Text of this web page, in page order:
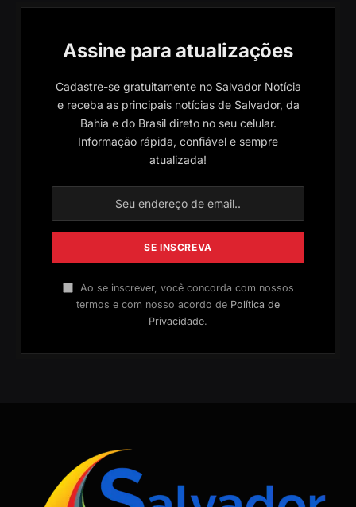
Assine para atualizações
Cadastre-se gratuitamente no Salvador Notícia
e receba as principais notícias de Salvador, da
Bahia e do Brasil direto no seu celular.
Informação rápida, confiável e sempre
atualizada!
Ao se inscrever, você concorda com nossos
termos e com nosso acordo de Política de
Privacidade.